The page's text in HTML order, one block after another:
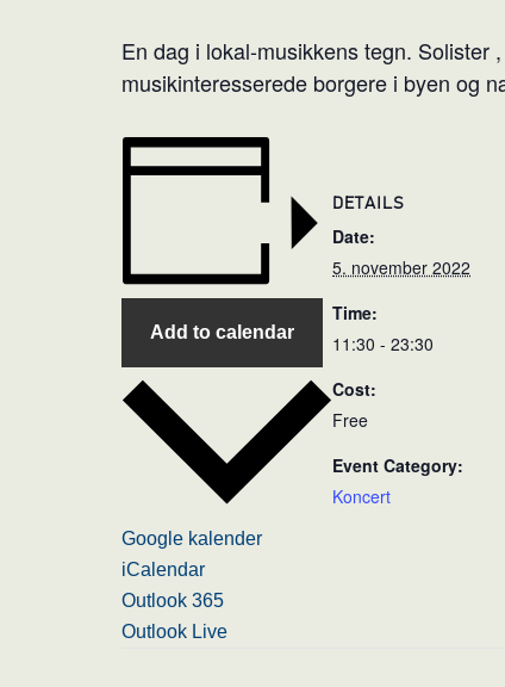
En dag i lokal-musikkens tegn. Solister
musikinteresserede borgere i byen og
Add to calendar
Google kalender
iCalendar
Outlook 365
Outlook Live
DETAILS
Date:
5. november 2022
Time:
11:30 - 23:30
Cost:
Free
Event Category:
Koncert